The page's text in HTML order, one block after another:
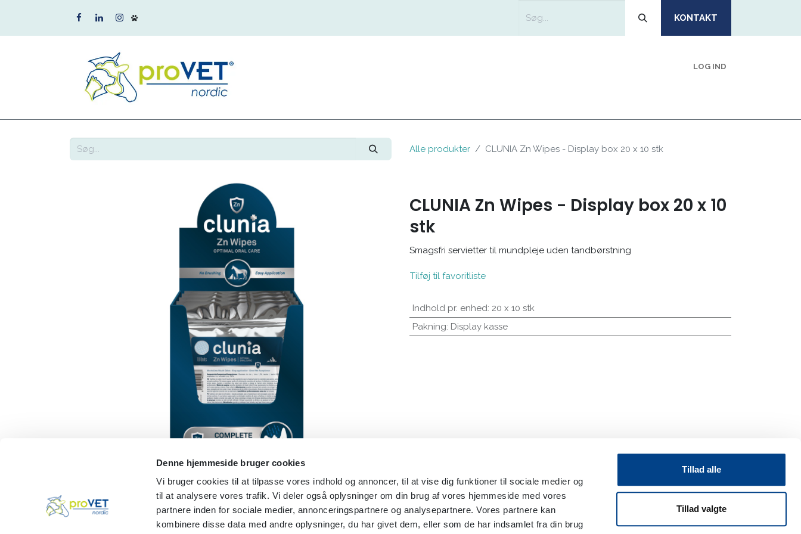
Denne hjemmeside bruger cookies
Vi bruger cookies til at tilpasse vores indhold og annoncer, til at vise dig funktioner til sociale medier og
til at analysere vores trafik. Vi deler også oplysninger om din brug af vores hjemmeside med vores
partnere inden for sociale medier, annonceringspartnere og analysepartnere. Vores partnere kan
kombinere disse data med andre oplysninger, du har givet dem, eller som de har indsamlet fra din brug
Tillad alle
Tillad valgte
KONTAKT
LOG IND
Alle produkter CLUNIA Zn Wipes - Display box 20 x 10 stk
CLUNIA Zn Wipes - Display box 20 x 10
stk
Smagsfri servietter til mundpleje uden tandbørstning
Tilføj til favoritliste
Indhold pr. enhed: 20 x 10 stk
Pakning: Display kasse